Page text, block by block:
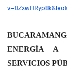
ENERGÍA A
SERVICIOS